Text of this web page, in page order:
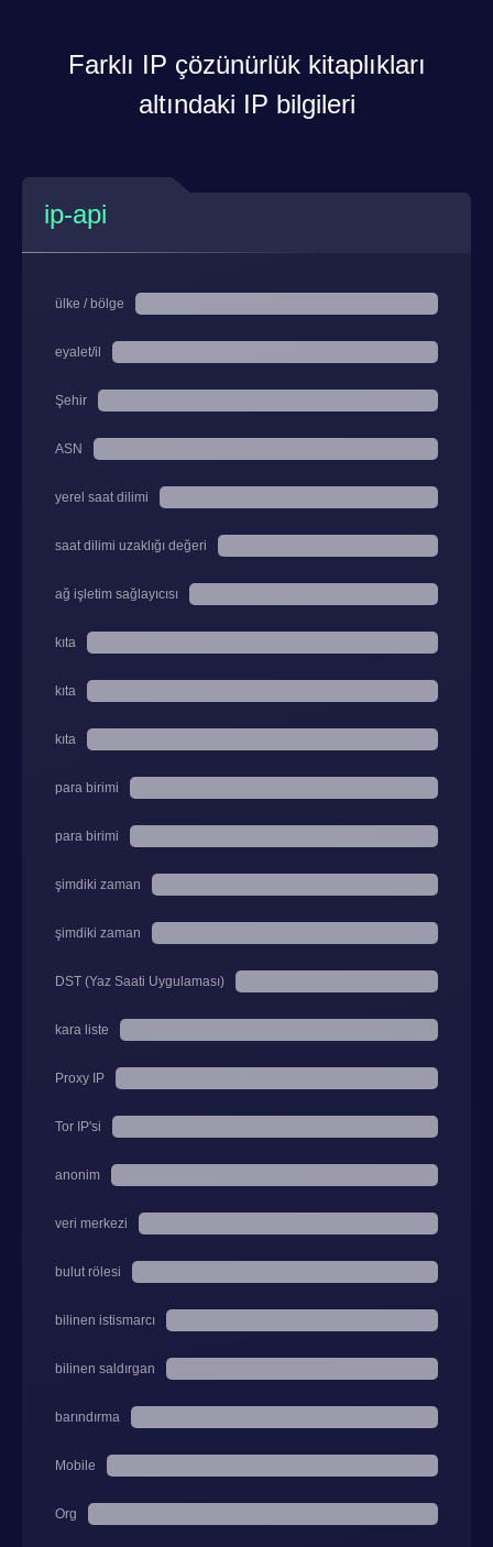
Farklı IP çözünürlük kitaplıkları
altındaki IP bilgileri
ip-api
ülke / bölge
eyalet/il
Şehir
ASN
yerel saat dilimi
saat dilimi uzaklığı değeri
ağ işletim sağlayıcısı
kıta
kıta
kıta
para birimi
para birimi
şimdiki zaman
şimdiki zaman
DST (Yaz Saati Uygulaması)
kara liste
Proxy IP
Tor IP'si
anonim
veri merkezi
bulut rölesi
bilinen istismarcı
bilinen saldırgan
barındırma
Mobile
Org